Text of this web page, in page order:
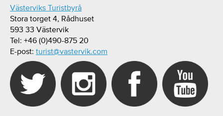
Västerviks Turistbyrå
Stora torget 4, Rådhuset
593 33 Västervik
Tel: +46 (0)490-875 20
E-post: turist@vastervik.com